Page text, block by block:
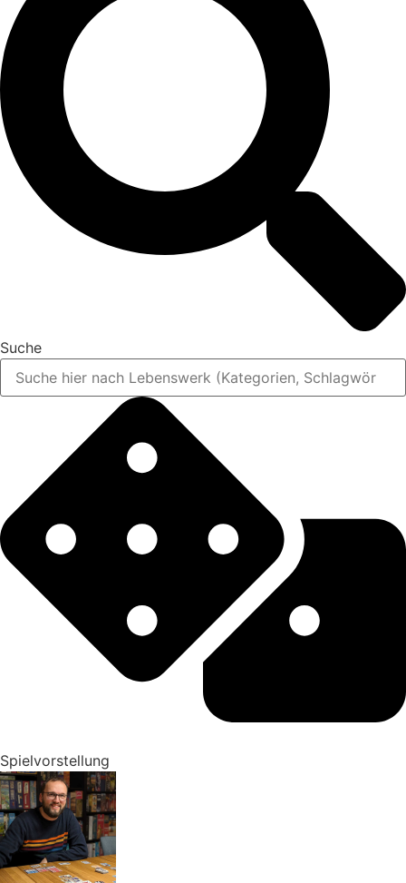
Suche
Spielvorstellung